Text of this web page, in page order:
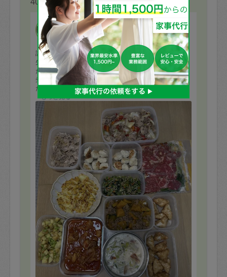
koko_coco761
評価：
先日もたくさんの美味しいお料理ありがとうございまし
た🥰
煮魚の用意が出来ず急遽別レシピを変更していただい
た、魚の天ぷら？もめちゃくちゃ美味しかったです☺️味
付けが最高で一瞬でペロリでした🥰普段魚料理がいっさ
い出来ないので感謝感謝です！本日の中華丼もとっても
美味しかったです！次回も宜しくお願い致します☺️
もっと見る